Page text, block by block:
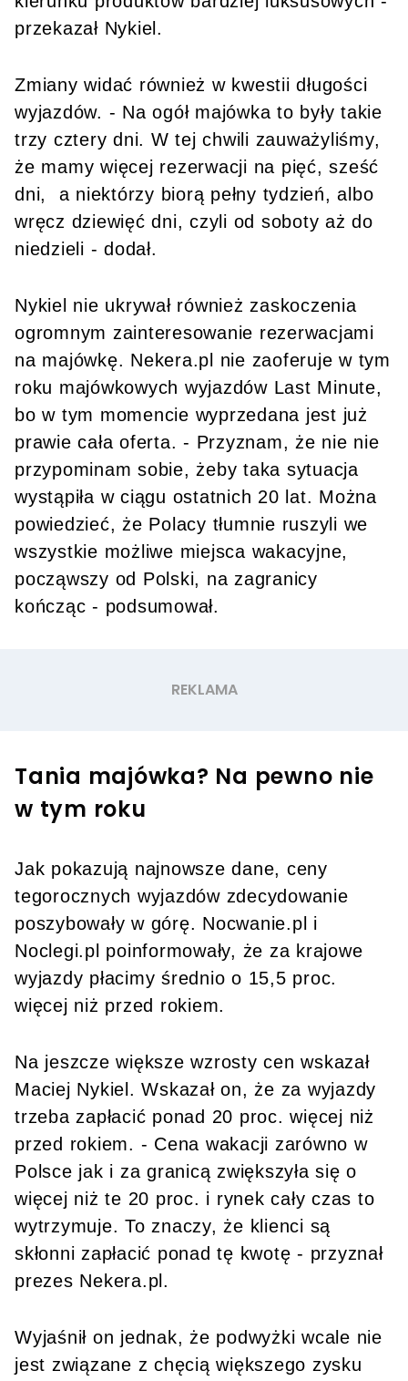
przekazał Nykiel.
Zmiany widać również w kwestii długości
wyjazdów. - Na ogół majówka to były takie
trzy cztery dni. W tej chwili zauważyliśmy,
że mamy więcej rezerwacji na pięć, sześć
dni, a niektórzy biorą pełny tydzień, albo
wręcz dziewięć dni, czyli od soboty aż do
niedzieli - dodał.
Nykiel nie ukrywał również zaskoczenia
ogromnym zainteresowanie rezerwacjami
na majówkę. Nekera.pl nie zaoferuje w tym
roku majówkowych wyjazdów Last Minute,
bo w tym momencie wyprzedana jest już
prawie cała oferta. - Przyznam, że nie nie
przypominam sobie, żeby taka sytuacja
wystąpiła w ciągu ostatnich 20 lat. Można
powiedzieć, że Polacy tłumnie ruszyli we
wszystkie możliwe miejsca wakacyjne,
począwszy od Polski, na zagranicy
kończąc - podsumował.
Tania majówka? Na pewno nie
w tym roku
Jak pokazują najnowsze dane, ceny
tegorocznych wyjazdów zdecydowanie
poszybowały w górę. Nocwanie.pl i
Noclegi.pl poinformowały, że za krajowe
wyjazdy płacimy średnio o 15,5 proc.
więcej niż przed rokiem.
Na jeszcze większe wzrosty cen wskazał
Maciej Nykiel. Wskazał on, że za wyjazdy
trzeba zapłacić ponad 20 proc. więcej niż
przed rokiem. - Cena wakacji zarówno w
Polsce jak i za granicą zwiększyła się o
więcej niż te 20 proc. i rynek cały czas to
wytrzymuje. To znaczy, że klienci są
skłonni zapłacić ponad tę kwotę - przyznał
prezes Nekera.pl.
Wyjaśnił on jednak, że podwyżki wcale nie
jest związane z chęcią większego zysku